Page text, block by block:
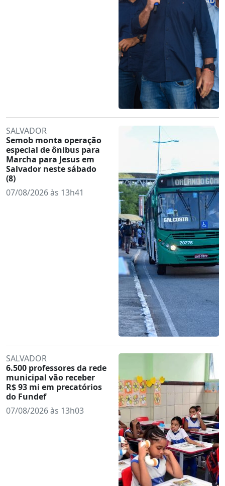
SALVADOR
Semob monta operação
especial de ônibus para
Marcha para Jesus em
Salvador neste sábado
(8)
07/08/2026 às 13h41
SALVADOR
6.500 professores da rede
municipal vão receber
R$ 93 mi em precatórios
do Fundef
07/08/2026 às 13h03